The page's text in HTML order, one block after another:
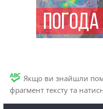
Якщо ви знайшли
фрагмент тексту та